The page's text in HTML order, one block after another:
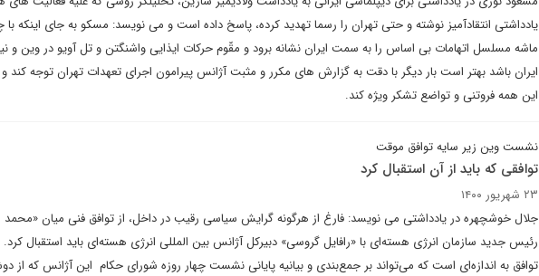
یادداشتی انتقادآمیز نوشته و حتی تهران را رسما تهدید کرده، پاسخ داده است و می نویسد: مسکو به جای اینکه
ماشه مسلسل اتهامات بی اساس را به سمت ایران نشانه برود و مقّوم حرکات ایذایی واشنگتن و تل آویو در وین و
ایران باشد بهتر است بار دیگر با دقت به گزارش های مکرر و مثبت آژانس پیرامون اجرای تعهدات تهران توجه کند و
این همه فروتنی و تواضع تشکر ویژه کند.
نشست وین زیر سایه توافق موقت
توافقی که باید از آن استقبال کرد
۲۳ شهریور ۱۴۰۰
جلال خوشچهره در یادداشتی می نویسد: فارغ از هرگونه گرایش سیاسی رقیب در داخل، از توافق فنی میان «محمد
رئیس جدید سازمان انرژی هسته‌ای با «رافایل گروسی» دبیرکل آژانس بین المللی انرژی هسته‌ای باید استقبال